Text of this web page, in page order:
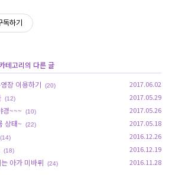
독하기
테고리의 다른 글
장 이용하기
(20) 2017.06.02
(12) 2017.05.29
경~~~ (10) 2017.05.26
상태~ (22) 2017.05.18
(14) 2016.12.26
(18) 2016.12.19
아가 미바뤼 (24) 2016.11.28